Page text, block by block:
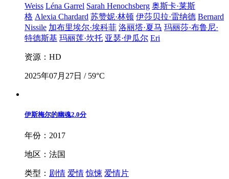
Weiss Léna Garrel Sarah Henochsberg 奥斯卡·莱斯
格 Alexia Chardard 苏赞妮·林顿 伊莎贝拉·雷纳德 Bernard
Nissile 加布里埃尔·埃科菲 洛丽塔·夏马 玛丽莎·布鲁尼·
特德斯基 玛丽莲·坎托 亚瑟·伊瓜尔 Eri
资源：HD
2025年07月27日 / 59°C
伊斯梅尔的幽魂2.0分
年份：2017
地区：法国
类型： 剧情 爱情 惊悚 爱情片